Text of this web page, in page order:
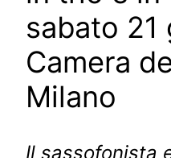
sabato 21
Camera
Milano
Il sassofonista